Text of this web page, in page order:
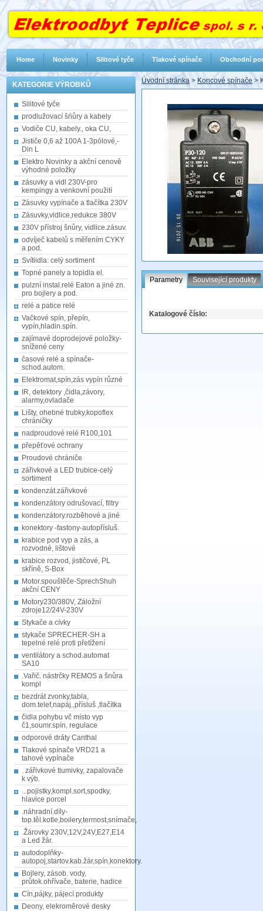
KATEGORIE VÝROBKŮ
Silitové tyče
prodlužovací šńůry a kabely
Vodiče CU, kabely., oka CU,
Jističe 0,6 až 100A 1-3pólové,-
Din L
Elektro Novinky a akční cenově
výhodné položky
zásuvky a vidl 230V-pro
kempingy a venkovní použití
Zásuvky vypínače a tlačítka 230V
Zásuvky,vidlice,redukce 380V
230V přístroj šnůry, vidlice.zásuv.
odvíječ kabelů s měřením CYKY
a pod.
Svítiidla: celý sortiment
Topné panely a topidla el.
pulzní instal.relé Eaton a jiné zn.
pro bojlery a pod.
relé a patice relé
Vačkové spín, přepín,
vypín,hladin.spín.
zajímavé doprodejové položky-
snížené ceny
časové relé a spínače-
schod.autom.
Elektromat,spín,zás vypín různé
IR, detektory ,čidla,závory,
alarmy,ovladače
Lišty, ohebné trubky,kopoflex
chráničky
nadproudové relé R100,101
přepěťové ochrany
Proudové chrániče
zářivkové a LED trubice-celý
sortiment
kondenzát.zářivkové
kondenzátory odrušovací, filtry
kondenzátory.rozběhové a jiné
konektory -fastony-autopřísluš.
krabice pod vyp a zás, a
rozvodné, lištové
krabice rozvod, jističové, PL
skříně, S-Box
Motor.spouštěče-SprechShuh
akční CENY
Motory230/380V, Záložní
zdroje12/24V-230V
Stykače a cívky
stykače SPRECHER-SH a
tepelné relé proti přetížení
ventilátory a schod.automat
SA10
.Vařič. nástrčky REMOS a šnůra
kompl
bezdrát zvonky,tabla,
dom.telef,napáj.,přísluš ,tlačítka
čidla pohybu vč místo vyp
č1,soumr.spín, regulace
odporové dráty Canthal
Tlakové spínače VRD21 a
tahové vypínače
. zářivkové tlumivky, zapalovače
k výb.
...pojistky,kompl.sort,spodky,
hlavice porcel
.náhradní.díly-
top.těl.kotle,boilery,termost,snímače,
.Žárovky 230V,12V,24V,E27,E14
a Led žár.
autodoplňky-
autopoj,startov.kab.žár,spín,konektory.
Bojlery, zásob. vody,
průtok.ohřívače, baterie, hadice
Cín,pájky, pájecí produkty
Deony, elekroměrové desky
Úvodní stránka > Koncové spínače >
Parametry Související produkty
Katalogové číslo:
Home Novinky Silitové tyče Tlakové spínače Obchodní